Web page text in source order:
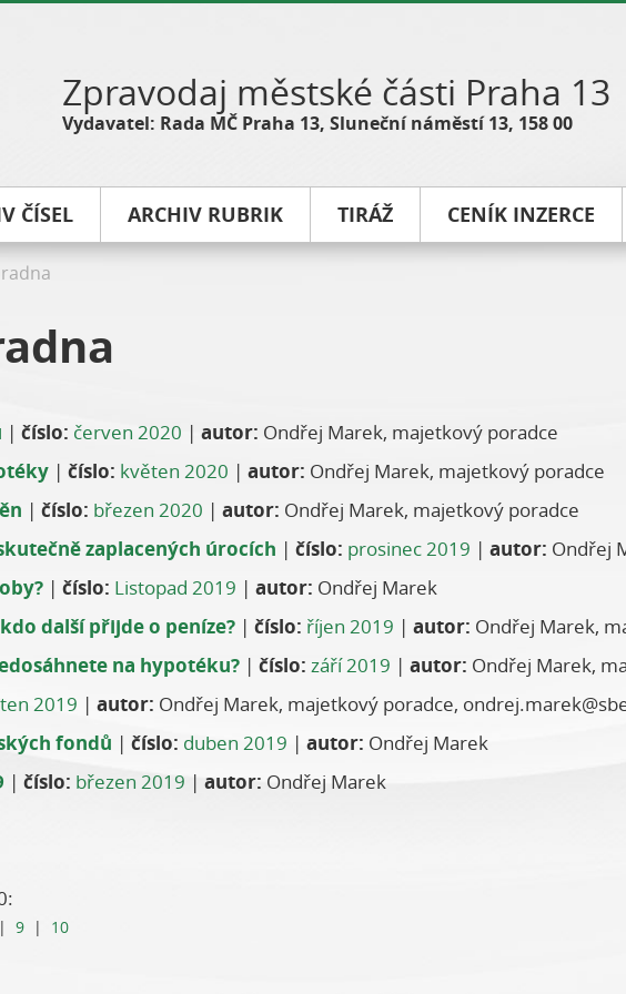
Zpravodaj městské části Praha 13
Vydavatel: Rada MČ Praha 13, Sluneční náměstí 13, 158 00
ČÍSEL ARCHIV RUBRIK TIRÁŽ CENÍK INZERCE
| číslo: červen 2020 | autor: Ondřej Marek, majetkový poradce
| číslo: květen 2020 | autor: Ondřej Marek, majetkový poradce
| číslo: březen 2020 | autor: Ondřej Marek, majetkový poradce
zaplacených úrocích | číslo: prosinec 2019 | autor: Ondřej
| číslo: Listopad 2019 | autor: Ondřej Marek
další přijde o peníze? | číslo: říjen 2019 | autor: Ondřej Marek,
na hypotéku? | číslo: září 2019 | autor: Ondřej Marek,
2019 | autor: Ondřej Marek, majetkový poradce,
fondů | číslo: duben 2019 | autor: Ondřej Marek
| číslo: březen 2019 | autor: Ondřej Marek
| 9 | 10